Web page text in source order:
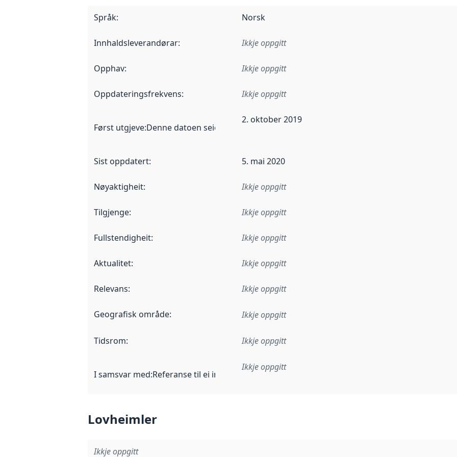
Språk: Norsk
Innhaldsleverandørar: Ikkje oppgitt
Opphav: Ikkje oppgitt
Oppdateringsfrekvens: Ikkje oppgitt
Først utgjeve:Denne datoen seier når dataa i dette datasettet først blei utgitt. Det kan ha
2. oktober 2019
Sist oppdatert: 5. mai 2020
Nøyaktigheit: Ikkje oppgitt
Tilgjenge: Ikkje oppgitt
Fullstendigheit: Ikkje oppgitt
Aktualitet: Ikkje oppgitt
Relevans: Ikkje oppgitt
Geografisk område: Ikkje oppgitt
Tidsrom: Ikkje oppgitt
I samsvar med:Referanse til ei implementeringsregel eller anna spesifikasjon som ligg til
Ikkje oppgitt
Lovheimler
Ikkje oppgitt